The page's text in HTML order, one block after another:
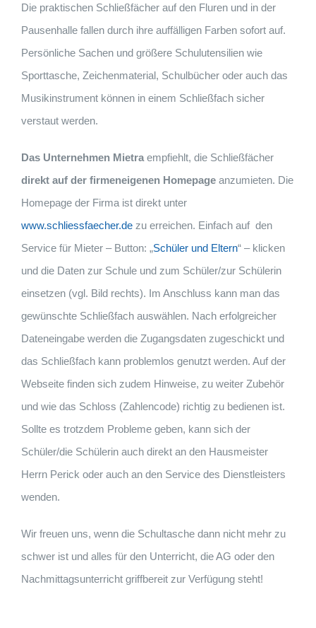
Die praktischen Schließfächer auf den Fluren und in der
Pausenhalle fallen durch ihre auffälligen Farben sofort auf.
Persönliche Sachen und größere Schulutensilien wie
Sporttasche, Zeichenmaterial, Schulbücher oder auch das
Musikinstrument können in einem Schließfach sicher
verstaut werden.
Das Unternehmen Mietra empfiehlt, die Schließfächer
direkt auf der firmeneigenen Homepageanzumieten. Die
Homepage der Firma ist direkt unter
www.schliessfaecher.dezu erreichen. Einfach auf den
Service für Mieter – Button: „Schüler und Eltern“ – klicken
und die Daten zur Schule und zum Schüler/zur Schülerin
einsetzen (vgl. Bild rechts). Im Anschluss kann man das
gewünschte Schließfach auswählen. Nach erfolgreicher
Dateneingabe werden die Zugangsdaten zugeschickt und
das Schließfach kann problemlos genutzt werden. Auf der
Webseite finden sich zudem Hinweise, zu weiter Zubehör
und wie das Schloss (Zahlencode) richtig zu bedienen ist.
Sollte es trotzdem Probleme geben, kann sich der
Schüler/die Schülerin auch direkt an den Hausmeister
Herrn Perick oder auch an den Service des Dienstleisters
wenden.
Wir freuen uns, wenn die Schultasche dann nicht mehr zu
schwer ist und alles für den Unterricht, die AG oder den
Nachmittagsunterricht griffbereit zur Verfügung steht!